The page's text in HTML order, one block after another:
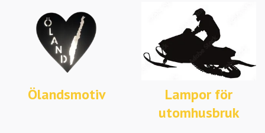
Ölandsmotiv
Lampor för
utomhusbruk